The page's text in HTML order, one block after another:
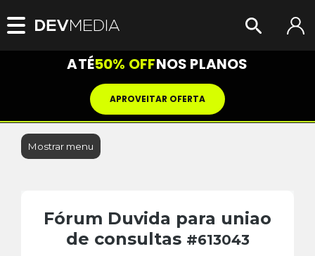
ATÉ50% OFFNOS PLANOS
APROVEITAR OFERTA
Mostrar menu
Fórum Duvida para uniao
de consultas #613043